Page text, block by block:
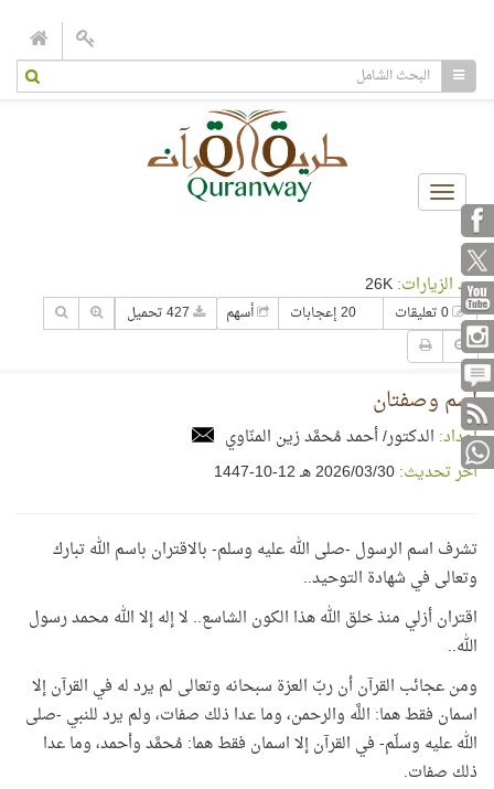
Toggle
navigation
عدد الزيارات:
20 إعجابات أسهم
اسم وصفتان
إعداد: الدكتور/ أحمد مُحمَّد زين المنّاوي
آخر تحديث:30‏/03‏/2026 هـ 12-10-1447
تشرف اسم الرسول -صلى الله عليه وسلم- بالاقتران باسم الله تبارك
وتعالى في شهادة التوحيد..
اقتران أزلي منذ خلق الله هذا الكون الشاسع.. لا إله إلا الله محمد رسول
الله..
ومن عجائب القرآن أن ربّ العزة سبحانه وتعالى لم يرد له في القرآن إلا
اسمان فقط هما: اللَّه والرحمن، وما عدا ذلك صفات، ولم يرد للنبي -صلى
الله عليه وسلّم- في القرآن إلا اسمان فقط هما: مُحمَّد وأحمد، وما عدا
ذلك صفات.